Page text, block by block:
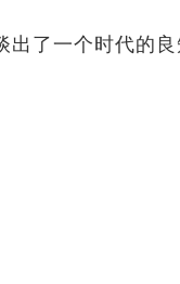
一个时代的良